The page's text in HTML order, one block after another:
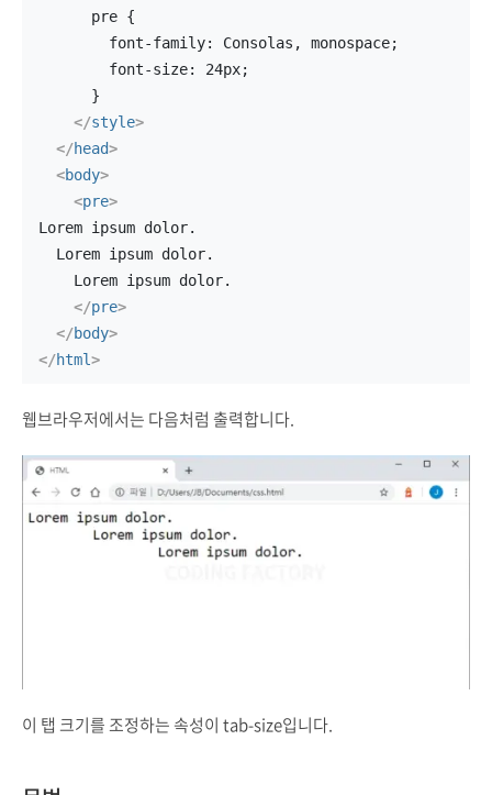
      pre {
        font-family: Consolas, monospace;
        font-size: 24px;
      }
</style>
</head>
<body>
<pre>
Lorem ipsum dolor.
  Lorem ipsum dolor.
    Lorem ipsum dolor.
</pre>
</body>
</html>
웹브라우저에서는 다음처럼 출력합니다.
이 탭 크기를 조정하는 속성이 tab-size입니다.